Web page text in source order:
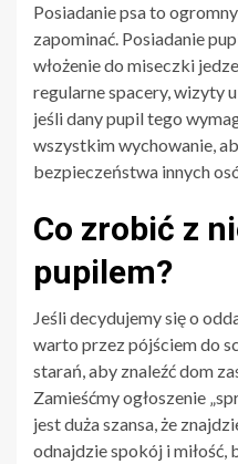
Posiadanie psa to
zapominać. Posiadanie
włożenie do miseczki
regularne spacery, wizyty
jeśli dany pupil tego
wszystkim wychowanie,
bezpieczeństwa innych
Co zrobić z
pupilem?
Jeśli decydujemy się o
warto przez pójściem do
starań, aby znaleźć dom
Zamieśćmy ogłoszenie
jest duża szansa, że
odnajdzie spokój i miłość,